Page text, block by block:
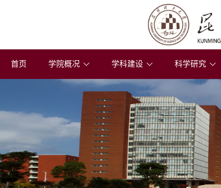
首页 学院概况 学科建设 科学研究